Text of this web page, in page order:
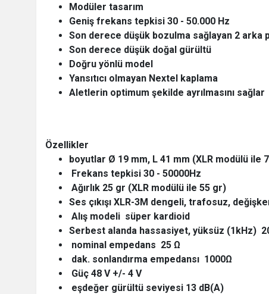
Modüler tasarım
Geniş frekans tepkisi 30 - 50.000 Hz
Son derece düşük bozulma sağlayan 2 arka
Son derece düşük doğal gürültü
Doğru yönlü model
Yansıtıcı olmayan Nextel kaplama
Aletlerin optimum şekilde ayrılmasını sağlar
Özellikler
boyutlar Ø 19 mm, L 41 mm (XLR modülü ile
Frekans tepkisi 30 - 50000Hz
Ağırlık 25 gr (XLR modülü ile 55 gr)
Ses çıkışı XLR-3M dengeli, trafosuz,
Alış modeli süper kardioid
Serbest alanda hassasiyet, yüksüz (1kHz)
nominal empedans 25 Ω
dak. sonlandırma empedansı 1000Ω
Güç 48 V +/- 4 V
eşdeğer gürültü seviyesi 13 dB(A)